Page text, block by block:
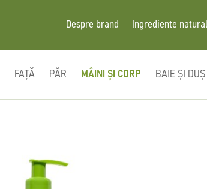
Despre brand Ingrediente
FAȚĂ PĂR MÂINI ȘI CORP BAIE ȘI DUȘ